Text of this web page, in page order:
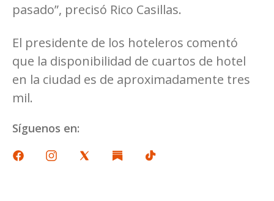
pasado”, precisó Rico Casillas.
El presidente de los hoteleros comentó
que la disponibilidad de cuartos de hotel
en la ciudad es de aproximadamente tres
mil.
Síguenos en: